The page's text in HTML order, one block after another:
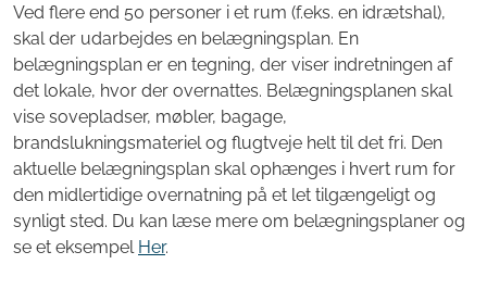
Ved flere end 50 personer i et rum (f.eks. en idrætshal),
skal der udarbejdes en belægningsplan. En
belægningsplan er en tegning, der viser indretningen af
det lokale, hvor der overnattes. Belægningsplanen skal
vise sovepladser, møbler, bagage,
brandslukningsmateriel og flugtveje helt til det fri. Den
aktuelle belægningsplan skal ophænges i hvert rum for
den midlertidige overnatning på et let tilgængeligt og
synligt sted. Du kan læse mere om belægningsplaner og
se et eksempel Her.